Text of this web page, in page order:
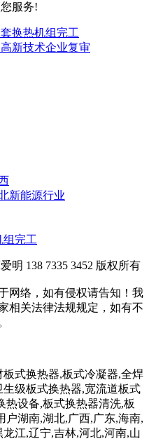
换热机组完工
新技术企业复审
新能源行业
组完工
明 138 7335 3452 版权所有
网络，如有侵权请告知！我
相关法律法规规定，如有不
式换热器,板式冷凝器,全焊
级板式换热器,宽流道板式
热设备,板式换热器清洗,板
户湖南,湖北,广西,广东,海南,
江,辽宁,吉林,河北,河南,山